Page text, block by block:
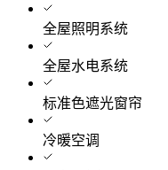
全屋照明系统
全屋水电系统
标准色遮光窗帘
冷暖空调